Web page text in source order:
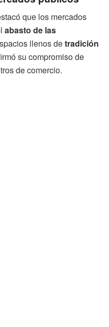
que los mercados
abasto de las
llenos detradición
su compromiso de
de comercio.